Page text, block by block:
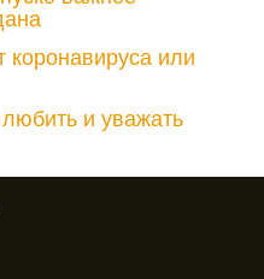
коронавируса или
и уважать